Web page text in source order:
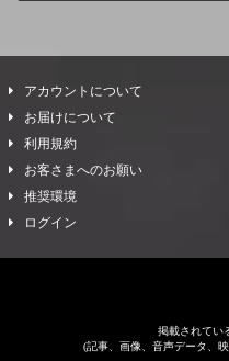
アカウントについて
お届けについて
利用規約
お客さまへのお願い
推奨環境
ログイン
掲載されてい
(記事、画像、音声データ、